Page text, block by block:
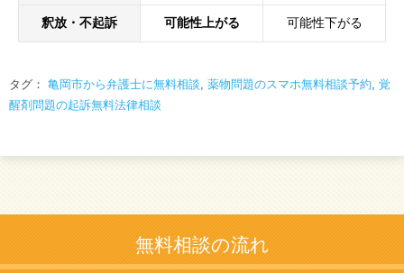
釈放・不起訴 可能性上がる 可能性下がる
タグ： 亀岡市から弁護士に無料相談, 薬物問題のスマホ無料相談予約, 覚
醒剤問題の起訴無料法律相談
無料相談の流れ